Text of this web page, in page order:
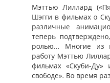
Мэттью Лиллард
Шэгги в фильмах о
различные
теперь
ролью... Многие из
работу Мэттью
фильмах «Скуби-
свободе». Во время